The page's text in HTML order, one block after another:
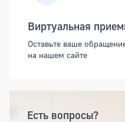
Виртуальная
Оставьте ваше
на нашем сайте
Есть вопросы?